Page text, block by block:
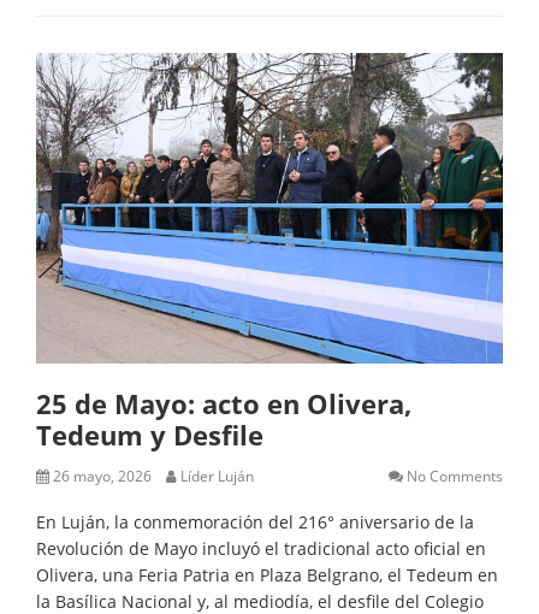
25 de Mayo: acto en Olivera,
Tedeum y Desfile
26 mayo, 2026 Líder Luján No Comments
En Luján, la conmemoración del 216° aniversario de la
Revolución de Mayo incluyó el tradicional acto oficial en
Olivera, una Feria Patria en Plaza Belgrano, el Tedeum en
la Basílica Nacional y, al mediodía, el desfile del Colegio